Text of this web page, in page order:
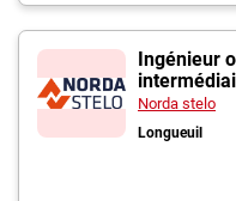
Ingénieur
Norda stelo
Longueuil